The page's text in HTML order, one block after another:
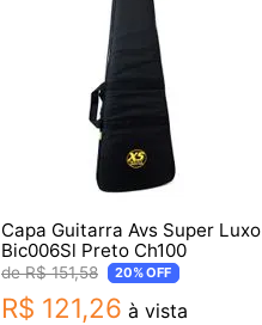
Capa Guitarra Avs Super Luxo
Bic006Sl Preto Ch100
R$ 151,58 20%OFF
R$ 121,26 à vista